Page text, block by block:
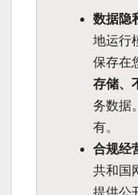
数据隐
地运行
保存在
存储、
务数据
有。
合规经
共和国
提供公